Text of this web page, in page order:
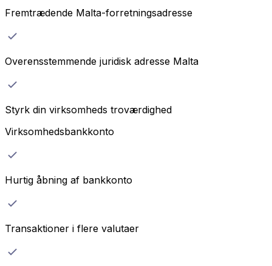
Fremtrædende Malta-forretningsadresse
Overensstemmende juridisk adresse Malta
Styrk din virksomheds troværdighed
Virksomhedsbankkonto
Hurtig åbning af bankkonto
Transaktioner i flere valutaer